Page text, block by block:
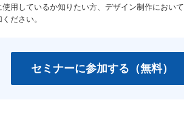
用しているか知りたい方、デザイン制作におい
ださい。
セミナーに参加する（無料）